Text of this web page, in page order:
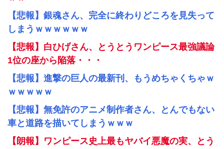
【悲報】銀魂さん、完全に終わりどころを見失って
しまうｗｗｗｗｗｗ
【悲報】白ひげさん、とうとうワンピース最強議論
1位の座から陥落・・・
【悲報】進撃の巨人の最新刊、もうめちゃくちゃｗ
ｗｗｗｗｗ
【悲報】無免許のアニメ制作者さん、とんでもない
車と道路を描いてしまうｗｗｗ
【朗報】ワンピース史上最もヤバイ悪魔の実、とう